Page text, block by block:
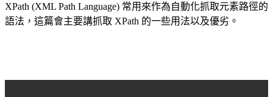
XPath (XML Path Language) 常用來作為自動化抓取元素路徑的
語法，這篇會主要講抓取 XPath 的一些用法以及優劣。